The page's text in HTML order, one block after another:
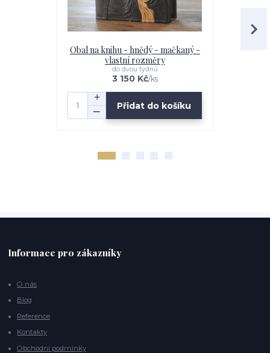
Obal na knihu - hnědý - mačkaný -
vlastní rozměry
3 150 Kč/ks
do dvou týdnů
Přidat do košíku
Informace pro zákazníky
O nás
Blog
Reference
Kontakty
Obchodní podmínky